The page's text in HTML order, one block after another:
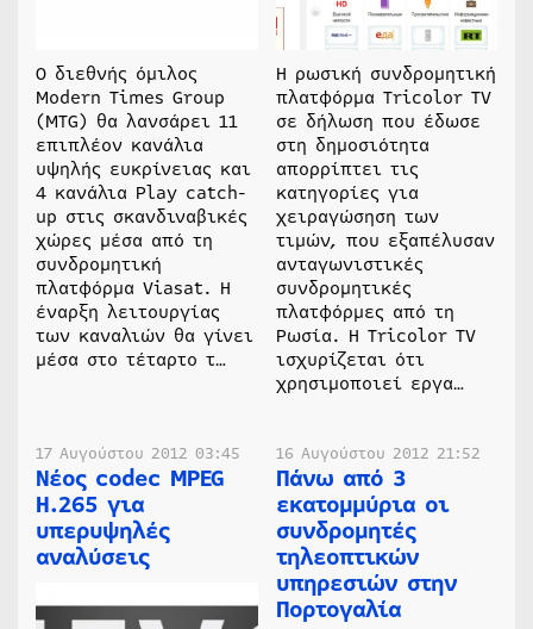
Ο διεθνής όμιλος
Modern Times Group
(MTG) θα λανσάρει 11
επιπλέον κανάλια
υψηλής ευκρίνειας και
4 κανάλια Play catch-
up στις σκανδιναβικές
χώρες μέσα από τη
συνδρομητική
πλατφόρμα Viasat. Η
έναρξη λειτουργίας
των καναλιών θα γίνει
μέσα στο τέταρτο τ…
Η ρωσική συνδρομητική
πλατφόρμα Tricolor TV
σε δήλωση που έδωσε
στη δημοσιότητα
απορρίπτει τις
κατηγορίες για
χειραγώσηση των
τιμών, που εξαπέλυσαν
ανταγωνιστικές
συνδρομητικές
πλατφόρμες από τη
Ρωσία. Η Tricolor TV
ισχυρίζεται ότι
χρησιμοποιεί εργα…
17 Αυγούστου 2012 03:45
Νέος codec MPEG
H.265 για
υπερυψηλές
αναλύσεις
16 Αυγούστου 2012 21:52
Πάνω από 3
εκατομμύρια οι
συνδρομητές
τηλεοπτικών
υπηρεσιών στην
Πορτογαλία